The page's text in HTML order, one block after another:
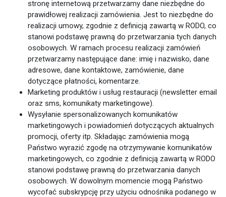
stronę internetową przetwarzamy dane niezbędne do
prawidłowej realizacji zamówienia. Jest to niezbędne do
realizacji umowy, zgodnie z definicją zawartą w RODO, co
stanowi podstawę prawną do przetwarzania tych danych
osobowych. W ramach procesu realizacji zamówień
przetwarzamy następujące dane: imię i nazwisko, dane
adresowe, dane kontaktowe, zamówienie, dane
dotyczące płatności, komentarze.
Marketing produktów i usług restauracji (newsletter email
oraz sms, komunikaty marketingowe).
Wysyłanie spersonalizowanych komunikatów
marketingowych i powiadomień dotyczących aktualnych
promocji, oferty itp. Składając zamówienia mogą
Państwo wyrazić zgodę na otrzymywanie komunikatów
marketingowych, co zgodnie z definicją zawartą w RODO
stanowi podstawę prawną do przetwarzania danych
osobowych. W dowolnym momencie mogą Państwo
wycofać subskrypcję przy użyciu odnośnika podanego w